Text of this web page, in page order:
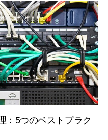
：5つのベストプラク